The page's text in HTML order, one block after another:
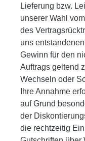
Lieferung bzw.
unserer Wahl
des
uns
Gewinn für den
Auftrags geltend
Wechseln oder
Ihre Annahme
auf Grund
der
die rechtzeitig